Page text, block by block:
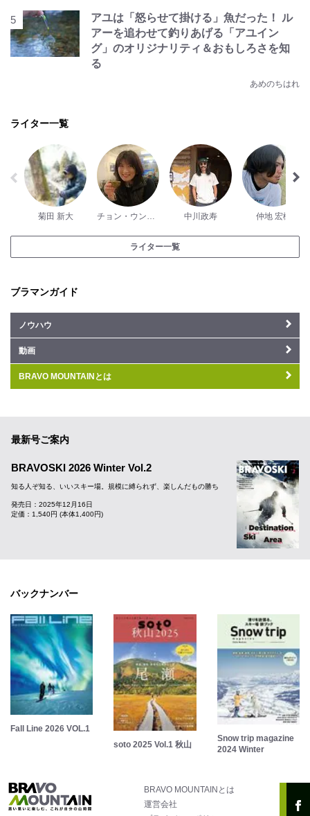
アユは「怒らせて掛ける」魚だった！ ル
アーを追わせて釣りあげる「アユイン
グ」のオリジナリティ＆おもしろさを知
る
あめのちはれ
ライター一覧
菊田 新大 チョン・ウンスク 中川政寿 仲地 宏樹
ライター一覧
ブラマンガイド
ノウハウ
動画
BRAVO MOUNTAINとは
最新号ご案内
BRAVOSKI 2026 Winter Vol.2
知る人ぞ知る、いいスキー場。規模に縛られず、楽しんだもの勝ち
発売日：2025年12月16日
定価：1,540円 (本体1,400円)
バックナンバー
Fall Line 2026 VOL.1
soto 2025 Vol.1 秋山
Snow trip magazine
2024 Winter
BRAVO MOUNTAINとは
運営会社